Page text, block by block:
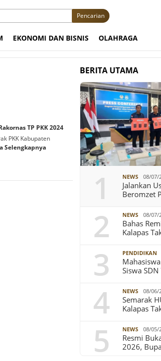
Pencarian
EKONOMI DAN BISNIS OLAHRAGA
TP PKK 2024
PKK Kabupaten
Selengkapnya
BERITA UTAMA
1 NEWS 08/07/
Jalankan
Beromzet
2 NEWS 08/07/
Bahas
Kalapas
3 PENDIDIKAN
Siswa
4 NEWS 08/06/
Semarak
Kalapas
5 NEWS 08/05/
Resmi
2026,